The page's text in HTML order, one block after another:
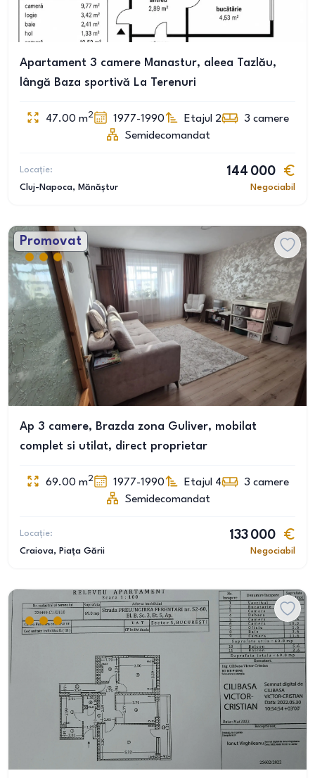
Apartament 3 camere Manastur, aleea Tazlău,
lângă Baza sportivă La Terenuri
47.00 m2 1977-1990 Etajul 2 3 camere
Semidecomandat
Locație:
Cluj-Napoca, Mănăștur
144 000
Negociabil
Promovat
Ap 3 camere, Brazda zona Guliver, mobilat
complet si utilat, direct proprietar
69.00 m2 1977-1990 Etajul 4 3 camere
Semidecomandat
Locație:
Craiova, Piața Gării
133 000
Negociabil